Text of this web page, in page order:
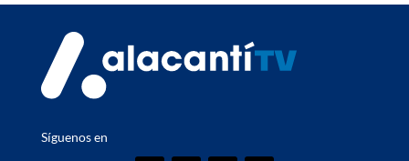
Síguenos en